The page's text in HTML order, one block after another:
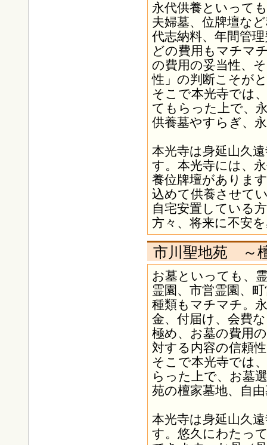
永代供養といって
夫婦墓、位牌壇な
代志納料、年間管
どの費用もマチマ
の費用の妥当性、
性」の判断こそが
そこで本光寺では
てもらった上で、
供養墓やすらぎ、
本光寺は身延山久
す。本光寺には、
養位牌壇がありま
込めて供養させて
自宅安置している
方々、将来に不安
市川聖地苑 ～
お墓といっても、
霊園、市営霊園、
種類もマチマチ。
金、付届け、会費
極め、お墓の費用
対する内容の信頼
そこで本光寺では
らった上で、お墓
苑の檀家墓地、自
本光寺は身延山久
す。悠久にわたっ